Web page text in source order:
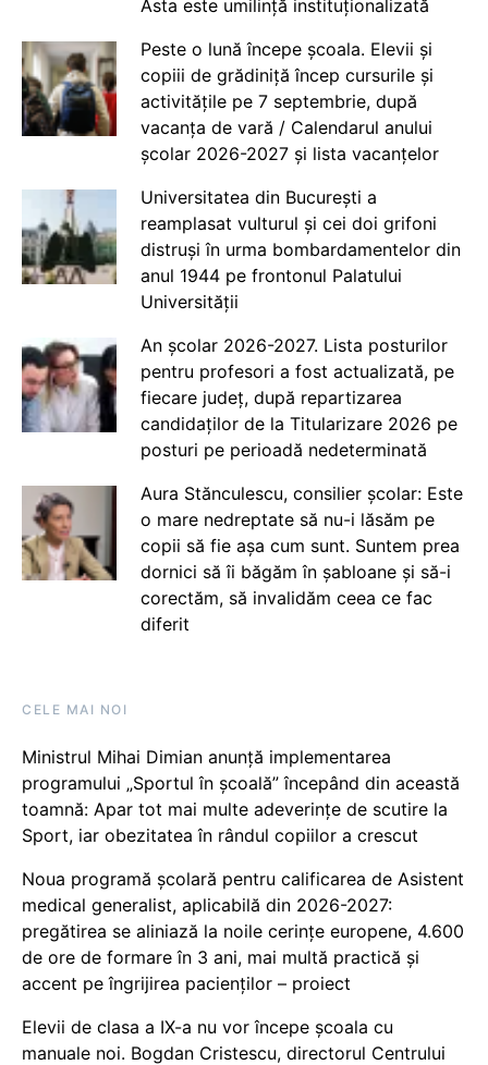
Asta este umilință instituționalizată
Peste o lună începe școala. Elevii și
copiii de grădiniță încep cursurile și
activitățile pe 7 septembrie, după
vacanța de vară / Calendarul anului
școlar 2026-2027 și lista vacanțelor
Universitatea din București a
reamplasat vulturul și cei doi grifoni
distruși în urma bombardamentelor din
anul 1944 pe frontonul Palatului
Universității
An școlar 2026-2027. Lista posturilor
pentru profesori a fost actualizată, pe
fiecare județ, după repartizarea
candidaților de la Titularizare 2026 pe
posturi pe perioadă nedeterminată
Aura Stănculescu, consilier școlar: Este
o mare nedreptate să nu-i lăsăm pe
copii să fie așa cum sunt. Suntem prea
dornici să îi băgăm în șabloane și să-i
corectăm, să invalidăm ceea ce fac
diferit
CELE MAI NOI
Ministrul Mihai Dimian anunță implementarea
programului „Sportul în școală” începând din această
toamnă: Apar tot mai multe adeverințe de scutire la
Sport, iar obezitatea în rândul copiilor a crescut
Noua programă școlară pentru calificarea de Asistent
medical generalist, aplicabilă din 2026-2027:
pregătirea se aliniază la noile cerințe europene, 4.600
de ore de formare în 3 ani, mai multă practică și
accent pe îngrijirea pacienților – proiect
Elevii de clasa a IX-a nu vor începe școala cu
manuale noi. Bogdan Cristescu, directorul Centrului